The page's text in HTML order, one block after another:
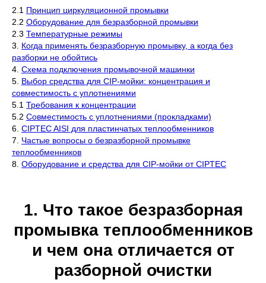
2.1 Принцип циркуляционной промывки
2.2 Оборудование для безразборной промывки
2.3 Температурные режимы
3. Когда применять безразборную промывку, а когда без
разборки не обойтись
4. Схема подключения промывочной машинки
5. Выбор средства для CIP-мойки: концентрация и
совместимость с уплотнениями
5.1 Требования к концентрации
5.2 Совместимость с уплотнениями (прокладками)
6. CIPTEC AISI для пластинчатых теплообменников
7. Частые вопросы о безразборной промывке
теплообменников
8. Оборудование и средства для CIP-мойки от CIPTEC
1. Что такое безразборная
промывка теплообменников
и чем она отличается от
разборной очистки